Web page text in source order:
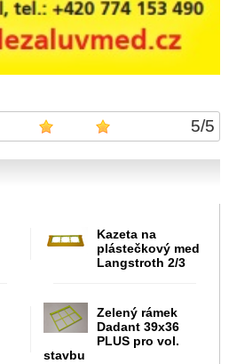
5/5
Kazeta na
plástečkový med
Langstroth 2/3
Zelený rámek
Dadant 39x36
PLUS pro vol.
stavbu